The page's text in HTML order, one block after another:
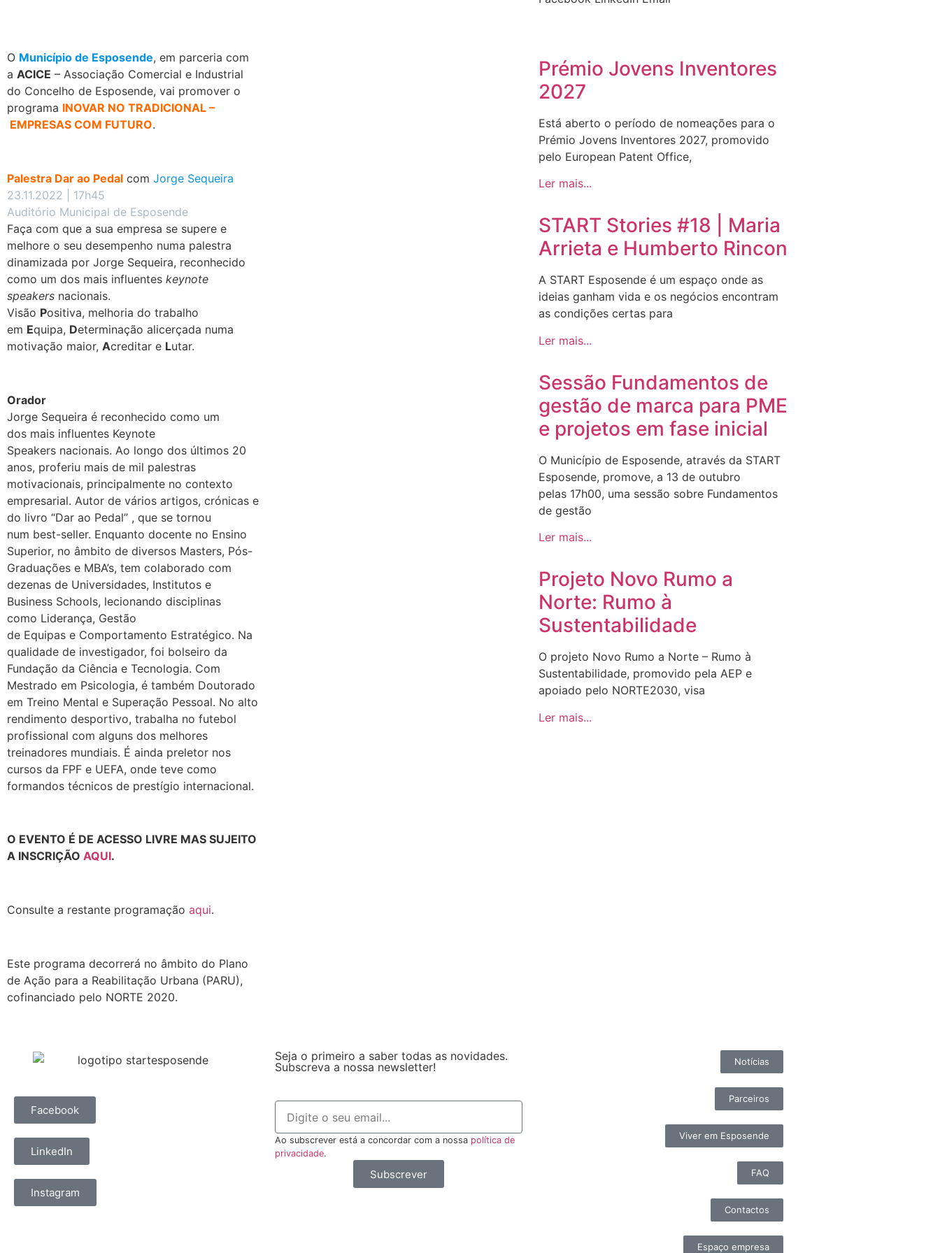
O Município de Esposende, em parceria com
a ACICE – Associação Comercial e Industrial
do Concelho de Esposende, vai promover o
programa INOVAR NO TRADICIONAL –
EMPRESAS COM FUTURO.
Palestra Dar ao Pedal com Jorge Sequeira
23.11.2022 | 17h45
Auditório Municipal de Esposende
Faça com que a sua empresa se supere e
melhore o seu desempenho numa palestra
dinamizada por Jorge Sequeira, reconhecido
como um dos mais influentes keynote
speakers nacionais.
Visão Positiva, melhoria do trabalho
em Equipa, Determinação alicerçada numa
motivação maior, Acreditar e Lutar.
Orador
Jorge Sequeira é reconhecido como um
dos mais influentes Keynote
Speakers nacionais. Ao longo dos últimos 20
anos, proferiu mais de mil palestras
motivacionais, principalmente no contexto
empresarial. Autor de vários artigos, crónicas e
do livro “Dar ao Pedal” , que se tornou
num best-seller. Enquanto docente no Ensino
Superior, no âmbito de diversos Masters, Pós-
Graduações e MBA’s, tem colaborado com
dezenas de Universidades, Institutos e
Business Schools, lecionando disciplinas
como Liderança, Gestão
de Equipas e Comportamento Estratégico. Na
qualidade de investigador, foi bolseiro da
Fundação da Ciência e Tecnologia. Com
Mestrado em Psicologia, é também Doutorado
em Treino Mental e Superação Pessoal. No alto
rendimento desportivo, trabalha no futebol
profissional com alguns dos melhores
treinadores mundiais. É ainda preletor nos
cursos da FPF e UEFA, onde teve como
formandos técnicos de prestígio internacional.
O EVENTO É DE ACESSO LIVRE MAS SUJEITO
A INSCRIÇÃO AQUI.
Consulte a restante programação aqui.
Este programa decorrerá no âmbito do Plano
de Ação para a Reabilitação Urbana (PARU),
cofinanciado pelo NORTE 2020.
Prémio Jovens Inventores
2027
Está aberto o período de nomeações para o
Prémio Jovens Inventores 2027, promovido
pelo European Patent Office,
Ler mais...
START Stories #18 | Maria
Arrieta e Humberto Rincon
A START Esposende é um espaço onde as
ideias ganham vida e os negócios encontram
as condições certas para
Ler mais...
Sessão Fundamentos de
gestão de marca para PME
e projetos em fase inicial
O Município de Esposende, através da START
Esposende, promove, a 13 de outubro
pelas 17h00, uma sessão sobre Fundamentos
de gestão
Ler mais...
Projeto Novo Rumo a
Norte: Rumo à
Sustentabilidade
O projeto Novo Rumo a Norte – Rumo à
Sustentabilidade, promovido pela AEP e
apoiado pelo NORTE2030, visa
Ler mais...
Facebook
LinkedIn
Instagram
Seja o primeiro a saber todas as novidades.
Subscreva a nossa newsletter!
Ao subscrever está a concordar com a nossa política de
privacidade.
Subscrever
Notícias
Parceiros
Viver em Esposende
FAQ
Contactos
Espaço empresa